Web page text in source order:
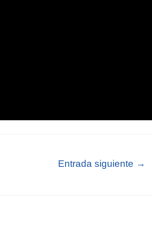
Entrada siguiente →